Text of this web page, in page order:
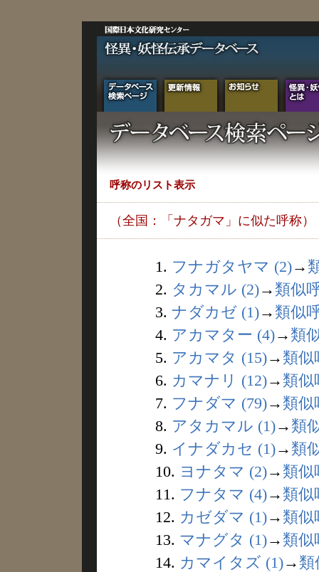
呼称のリスト表示
（全国：「ナタガマ」に似た呼称）
1. フナガタヤマ (2)→
2. タカマル (2)→ 類似
3. ナダカゼ (1)→ 類似
4. アカマター (4)→ 類
5. アカマタ (15)→ 類似
6. カマナリ (12)→ 類似
7. フナダマ (79)→ 類似
8. アタカマル (1)→ 類
9. イナダカセ (1)→ 類
10. ヨナタマ (2)→ 類似
11. フナタマ (4)→ 類似
12. カゼダマ (1)→ 類似
13. マナグタ (1)→ 類似
14. カマイタズ (1)→ 類